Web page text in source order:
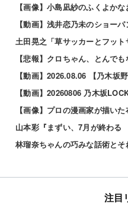
【画像】小島凪紗のふくよか
【悲報】クロちゃん、とんで
【動画】20260806 乃木坂
【画像】プロの漫画家が描い
山本彩『まずい、7月が終わる
注目